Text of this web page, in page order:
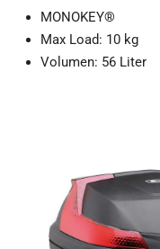
MONOKEY®
Max Load: 10 kg
Volumen: 56 Liter